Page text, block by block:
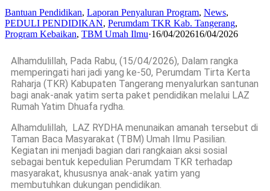
Bantuan Pendidikan, Laporan Penyaluran Program, News,
PEDULI PENDIDIKAN, Perumdam TKR Kab. Tangerang,
Program Kebaikan, TBM Umah Ilmu·16/04/202616/04/2026
Alhamdulillah, Pada Rabu, (15/04/2026), Dalam rangka
memperingati hari jadi yang ke-50, Perumdam Tirta Kerta
Raharja (TKR) Kabupaten Tangerang menyalurkan santunan
bagi anak-anak yatim serta paket pendidikan melalui LAZ
Rumah Yatim Dhuafa rydha.
Alhamdulillah, LAZ RYDHA menunaikan amanah tersebut di
Taman Baca Masyarakat (TBM) Umah Ilmu Pasilian.
Kegiatan ini menjadi bagian dari rangkaian aksi sosial
sebagai bentuk kepedulian Perumdam TKR terhadap
masyarakat, khususnya anak-anak yatim yang
membutuhkan dukungan pendidikan.